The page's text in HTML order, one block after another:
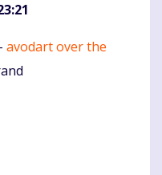
avodart over the